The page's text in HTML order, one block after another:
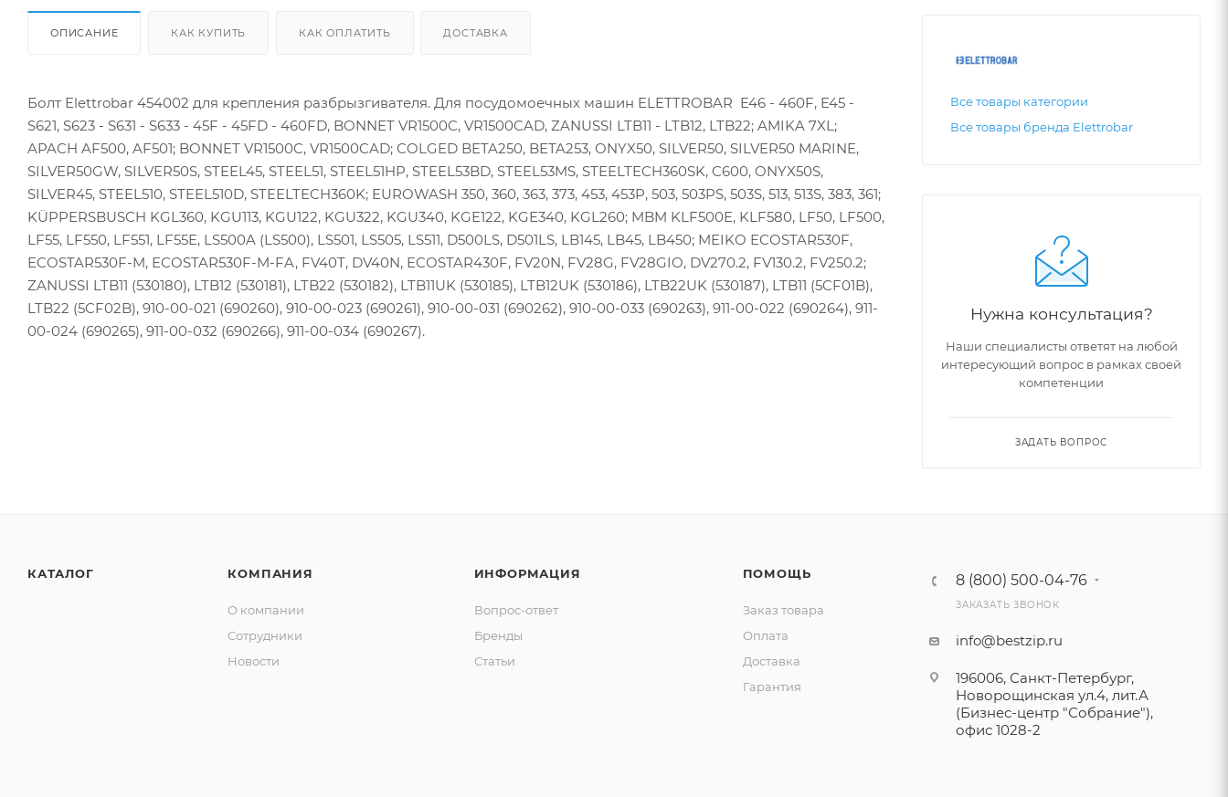
ОПИСАНИЕ КАК КУПИТЬ КАК ОПЛАТИТЬ ДОСТАВКА
Болт Elettrobar 454002 для крепления разбрызгивателя. Для посудомоечных машин ELETTROBAR E46 - 460F, E45 -
S621, S623 - S631 - S633 - 45F - 45FD - 460FD, BONNET VR1500C, VR1500CAD, ZANUSSI LTB11 - LTB12, LTB22; AMIKA 7XL;
APACH AF500, AF501; BONNET VR1500C, VR1500CAD; COLGED BETA250, BETA253, ONYX50, SILVER50, SILVER50 MARINE,
SILVER50GW, SILVER50S, STEEL45, STEEL51, STEEL51HP, STEEL53BD, STEEL53MS, STEELTECH360SK, C600, ONYX50S,
SILVER45, STEEL510, STEEL510D, STEELTECH360K; EUROWASH 350, 360, 363, 373, 453, 453P, 503, 503PS, 503S, 513, 513S, 383, 361;
KÜPPERSBUSCH KGL360, KGU113, KGU122, KGU322, KGU340, KGE122, KGE340, KGL260; MBM KLF500E, KLF580, LF50, LF500,
LF55, LF550, LF551, LF55E, LS500A (LS500), LS501, LS505, LS511, D500LS, D501LS, LB145, LB45, LB450; MEIKO ECOSTAR530F,
ECOSTAR530F-M, ECOSTAR530F-M-FA, FV40T, DV40N, ECOSTAR430F, FV20N, FV28G, FV28GIO, DV270.2, FV130.2, FV250.2;
ZANUSSI LTB11 (530180), LTB12 (530181), LTB22 (530182), LTB11UK (530185), LTB12UK (530186), LTB22UK (530187), LTB11 (5CF01B),
LTB22 (5CF02B), 910-00-021 (690260), 910-00-023 (690261), 910-00-031 (690262), 910-00-033 (690263), 911-00-022 (690264), 911-
00-024 (690265), 911-00-032 (690266), 911-00-034 (690267).
Все товары категории
Все товары бренда Elettrobar
Нужна консультация?
Наши специалисты ответят на любой
интересующий вопрос в рамках своей
компетенции
ЗАДАТЬ ВОПРОС
КАТАЛОГ КОМПАНИЯ
О компании
Сотрудники
Новости
ИНФОРМАЦИЯ
Вопрос-ответ
Бренды
Статьи
ПОМОЩЬ
Заказ товара
Оплата
Доставка
Гарантия
8 (800) 500-04-76
ЗАКАЗАТЬ ЗВОНОК
info@bestzip.ru
196006, Санкт-Петербург,
Новорощинская ул.4, лит.А
(Бизнес-центр "Собрание"),
офис 1028-2